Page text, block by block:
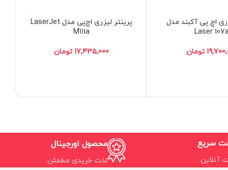
اچ پی آکبند مدل
Laser
تومان
پرینتر لیزری اچ‌پی مدل LaserJet
M111a
تومان
سریع
آنلاین.
محصول اورجینال
لذت خریدی مطمئن.